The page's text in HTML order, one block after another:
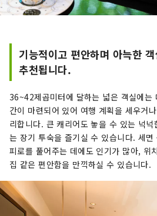
기능적이고 편안하며 아늑한
추천됩니다.
36~42제곱미터에 달하는 넓은 객실에는
간이 마련되어 있어 여행 계획을 세우거
리합니다. 큰 캐리어도 놓을 수 있는 넉
는 장기 투숙을 즐기실 수 있습니다. 세
피로를 풀어주는 데에도 인기가 많아, 위
집 같은 편안함을 만끽하실 수 있습니다.